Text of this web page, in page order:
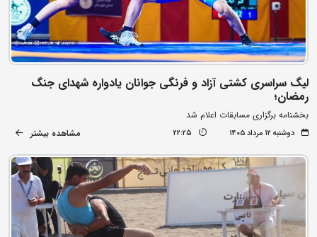
لیگ سراسری کشتی آزاد و فرنگی جوانان یادواره شهدای جنگ
رمضان؛
بخشنامه برگزاری مسابقات اعلام شد
دوشنبه ۱۲ مرداد ۱۴۰۵ 22:25 مشاهده بیشتر